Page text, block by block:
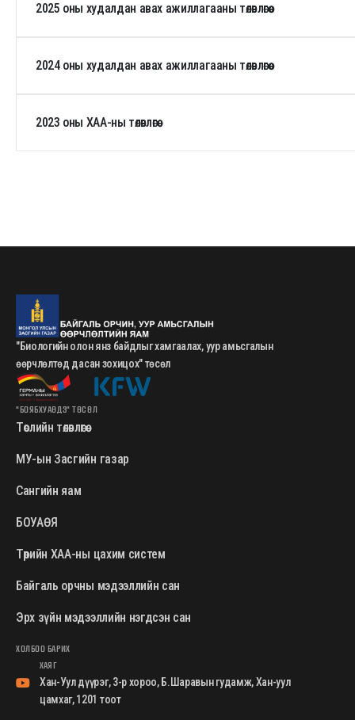
2025 оны худалдан авах ажиллагааны төлөвлөгөө
2024 оны худалдан авах ажиллагааны төлөвлөгөө
2023 оны ХАА-ны төлөвлөгөө
"Биологийн олон янз байдлыг хамгаалах, уур амьсгалын
өөрчлөлтөд дасан зохицох" төсөл
"БОЯБХУАӨДЗ" ТӨСӨЛ
Төслийн төлөвлөгөө
МУ-ын Засгийн газар
Сангийн яам
БОУАӨЯ
Төрийн ХАА-ны цахим систем
Байгаль орчны мэдээллийн сан
Эрх зүйн мэдээллийн нэгдсэн сан
ХОЛБОО БАРИХ
ХАЯГ
Хан-Уул дүүрэг, 3-р хороо, Б.Шаравын гудамж, Хан-уул
цамхаг, 1201 тоот